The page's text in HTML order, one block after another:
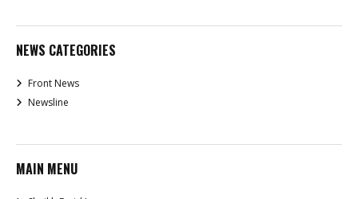
NEWS CATEGORIES
Front News
Newsline
MAIN MENU